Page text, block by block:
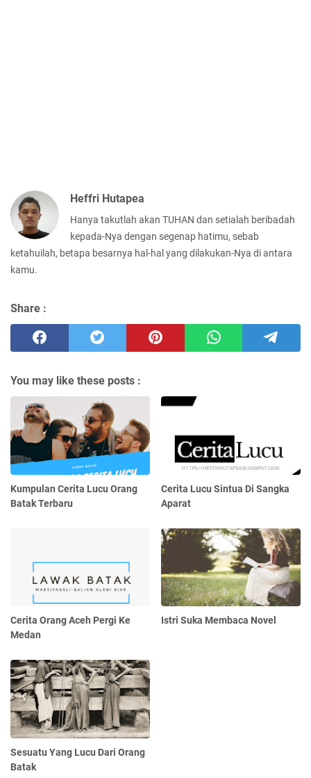
Heffri Hutapea
Hanya takutlah akan TUHAN dan setialah beribadah
kepada-Nya dengan segenap hatimu, sebab
ketahuilah, betapa besarnya hal-hal yang dilakukan-Nya di antara
kamu.
Share :
You may like these posts :
Kumpulan Cerita Lucu Orang
Batak Terbaru
Cerita Lucu Sintua Di Sangka
Aparat
Cerita Orang Aceh Pergi Ke
Medan
Istri Suka Membaca Novel
Sesuatu Yang Lucu Dari Orang
Batak